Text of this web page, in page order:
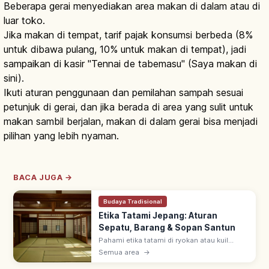
Beberapa gerai menyediakan area makan di dalam atau di
luar toko.
Jika makan di tempat, tarif pajak konsumsi berbeda (8%
untuk dibawa pulang, 10% untuk makan di tempat), jadi
sampaikan di kasir "Tennai de tabemasu" (Saya makan di
sini).
Ikuti aturan penggunaan dan pemilahan sampah sesuai
petunjuk di gerai, dan jika berada di area yang sulit untuk
makan sambil berjalan, makan di dalam gerai bisa menjadi
pilihan yang lebih nyaman.
BACA JUGA →
Budaya Tradisional
Etika Tatami Jepang: Aturan
Sepatu, Barang & Sopan Santun
Pahami etika tatami di ryokan atau kuil
Jepang, mulai dari aturan alas kaki, cara
Semua area →